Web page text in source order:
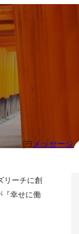
メッセージ
リーチに創
幸せに働